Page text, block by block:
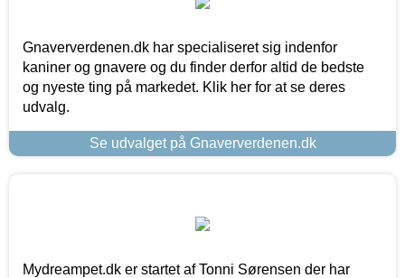
Gnaververdenen.dk har specialiseret sig indenfor
kaniner og gnavere og du finder derfor altid de bedste
og nyeste ting på markedet. Klik her for at se deres
udvalg.
Se udvalget på Gnaververdenen.dk
Mydreampet.dk er startet af Tonni Sørensen der har